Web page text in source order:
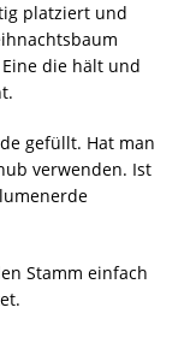
platziert und
die hält und
gefüllt. Hat man
verwenden. Ist
Stamm einfach